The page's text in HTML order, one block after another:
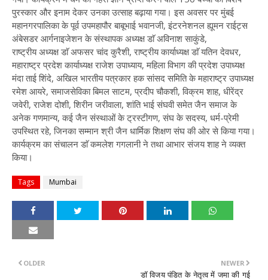
पुरस्कार और इनाम देकर उनका उत्साह बढ़ाया गया। इस अवसर पर मुंबई
महानगरपालिका के पूर्व उपमहापौर बाबूभाई भवानजी, इंटरनेशनल ह्यूमन राईट्स
अंबेसडर आर्गनाइजेशन के संस्थापक अध्यक्ष डाॅ अविनाश साकुंडे,
राष्ट्रीय अध्यक्ष डाॅ अफसर चांद कुरैशी, राष्ट्रीय कार्याध्यक्ष डाॅ यतिन देवधर,
महाराष्ट्र प्रदेश कार्याध्यक्ष राजेश उपाध्याय, महिला विभाग की प्रदेश उपाध्यक्ष
मंदा ताई शिंदे, अखिल भारतीय पत्रकार हक सांसद समिति के महाराष्ट्र उपाध्यक्ष
रमेश आयरे, समाजसेविका बिमल साटम, प्रदीप चौकशी, विक्रम शाह, धीरेंद्र
जवेरी, राजेश दोशी, शिरीन जरीवाला, शांति भाई संघवी समेत जैन समाज के
अनेक गणमान्य, कई जैन संस्थाओं के ट्रस्टीगण, संघ के सदस्य, धर्म-प्रेमी
उपस्थित रहे, जिनका सम्मान श्री जैन धार्मिक शिक्षण संघ की ओर से किया गया।
कार्यक्रम का संचालन डाॅ कमलेश गगलानी ने तथा आभार संजय शाह ने व्यक्त
किया।
Tags Mumbai
NEWER
डॉ विजय पंडित के नेतृत्व में जमा की गई
OLDER